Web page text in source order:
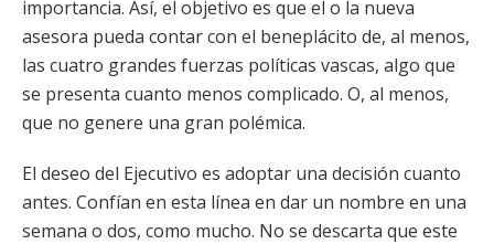
importancia. Así, el objetivo es que el o la nueva
asesora pueda contar con el beneplácito de, al menos,
las cuatro grandes fuerzas políticas vascas, algo que
se presenta cuanto menos complicado. O, al menos,
que no genere una gran polémica.
El deseo del Ejecutivo es adoptar una decisión cuanto
antes. Confían en esta línea en dar un nombre en una
semana o dos, como mucho. No se descarta que este